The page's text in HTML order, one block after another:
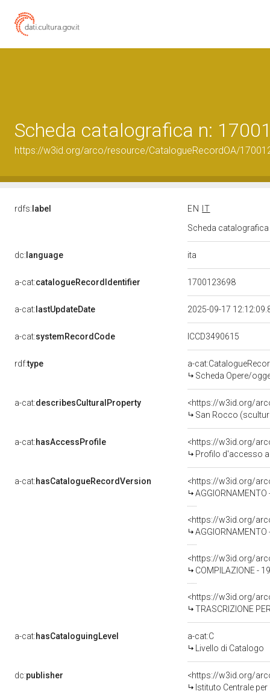
Scheda catalografica n:
https://w3id.org/arco/resource/CatalogueRecordOA/
rdfs: label EN
IT
Scheda
dc: language ita
a-cat:catalogueRecordIdentifier 1700123698
a-cat: lastUpdateDate 2025-09-17
a-cat:systemRecordCode ICCD3490615
rdf:type
a-
Scheda Opere/
a-cat:describesCulturalProperty
<https://w3id.org/
San Rocco
a-cat:hasAccessProfile
<https://w3id.org/
Profilo d'accesso
a-cat:hasCatalogueRecordVersion
<https://w3id.org/
AGGIORNAMENTO
<https://w3id.org/
AGGIORNAMENTO
<https://w3id.org/
COMPILAZIONE -
<https://w3id.org/
TRASCRIZIONE
a-cat:hasCataloguingLevel
a-cat:C
Livello di Catalogo
dc:publisher
<https://w3id.org/
Istituto Centrale